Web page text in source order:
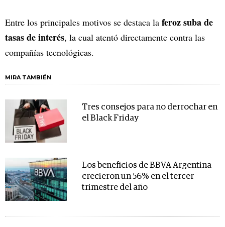
Entre los principales motivos se destaca la feroz suba de
tasas de interés, la cual atentó directamente contra las
compañías tecnológicas.
MIRA TAMBIÉN
Tres consejos para no derrochar en
el Black Friday
Los beneficios de BBVA Argentina
crecieron un 56% en el tercer
trimestre del año